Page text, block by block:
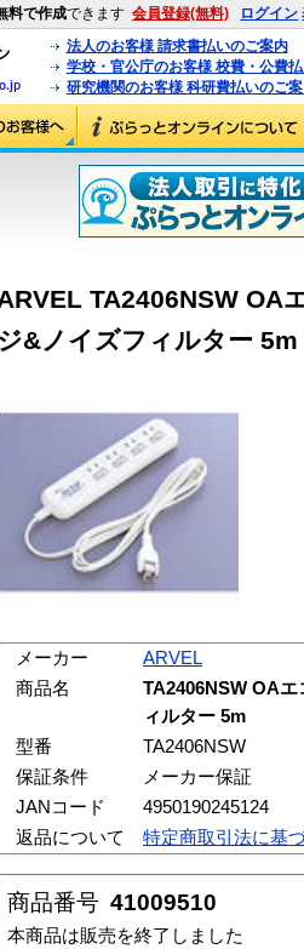
料で作成できます 会員登録(無料) ログイン
法人のお客様 請求書払いのご案内
学校・官公庁のお客様 校費・公費
研究機関のお客様 科研費払いのご
TA2406NSW OA
ジ&ノイズフィルター 5m
メーカー
ARVEL
商品名
TA2406NSW OA
ィルター 5m
型番
TA2406NSW
保証条件
メーカー保証
JANコード
4950190245124
返品について
特定商取引法に基
商品番号 41009510
本商品は販売を終了しました